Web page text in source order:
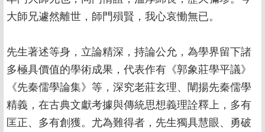
大師兄遽然離世，師門殞賢，我心哀慟無已。
先生著述等身，立論精深，持論公允，為學界留下諸
多極具價值的學術成果，代表作有《郭象莊學平議》
《先秦儒學論集》等，深究老莊玄理、闡揚先秦儒學
精義，在古典文獻考據與傳統思想義理詮釋上，多有
匡正、多有創獲。尤為難得者，先生獨具慧眼、勇破